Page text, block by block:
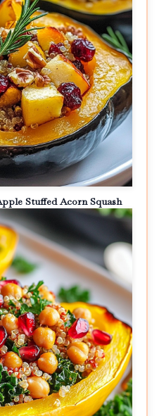
Stuffed Acorn Squash